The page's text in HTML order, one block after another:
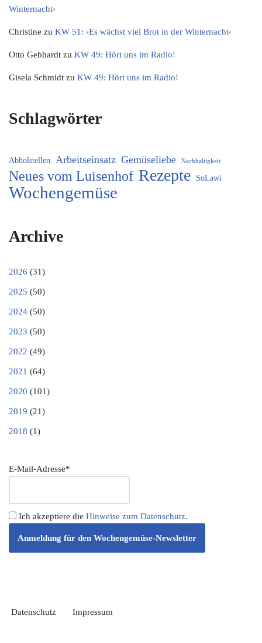
Winternacht‹
Christine zu KW 51: ›Es wächst viel Brot in der Winternacht‹
Otto Gebhardt zu KW 49: Hört uns im Radio!
Gisela Schmidt zu KW 49: Hört uns im Radio!
Schlagwörter
Abholstellen Arbeitseinsatz Gemüseliebe Nachhaltigkeit
Neues vom Luisenhof Rezepte SoLawi
Wochengemüse
Archive
2026 (31)
2025 (50)
2024 (50)
2023 (50)
2022 (49)
2021 (64)
2020 (101)
2019 (21)
2018 (1)
E-Mail-Adresse*
Ich akzeptiere die Hinweise zum Datenschutz.
Datenschutz Impressum